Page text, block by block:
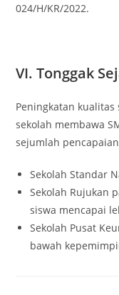
024/H/KR/2022.
VI. Tonggak
Peningkatan
sekolah membawa
sejumlah
Sekolah Standar
Sekolah Rujukan
siswa mencapai
Sekolah Pusat
bawah